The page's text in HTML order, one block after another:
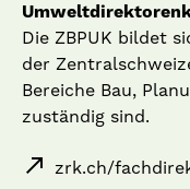
Die ZBPUK bildet
der
Bereiche Bau,
zuständig sind.
zrk.ch/